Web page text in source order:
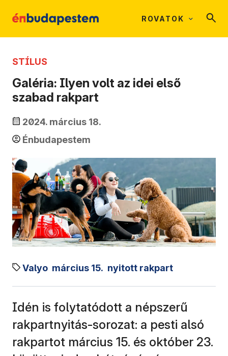
ROVATOK
STÍLUS
Galéria: Ilyen volt az idei első
szabad rakpart
2024. március 18.
Énbudapestem
Valyo március 15. nyitott rakpart
Idén is folytatódott a népszerű
rakpartnyitás-sorozat: a pesti alsó
rakpartot március 15. és október 23.